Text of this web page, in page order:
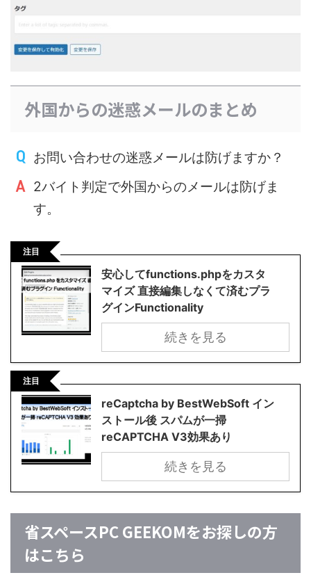
外国からの迷惑メールのまとめ
お問い合わせの迷惑メールは防げますか？
2バイト判定で外国からのメールは防げま
す。
注目
安心してfunctions.phpをカスタ
マイズ 直接編集しなくて済むプラ
グインFunctionality
続きを見る
注目
reCaptcha by BestWebSoft イン
ストール後 スパムが一掃
reCAPTCHA V3効果あり
続きを見る
省スペースPC GEEKOMをお探しの方
はこちら